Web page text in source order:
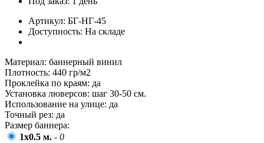
4 ноября, День народного единства
7 ноября, День проведения военного
парада на Красной площади
революции
10 ноября, День сотрудника органов
внутренних дел РФ
13 ноября, День Войск РХБЗ
19 ноября, День Ракетных Войск и
Артиллерии
Артикул: БГ-НГ-45
Доступность: На складе
Материал: баннерный винил
Плотность: 440 гр/м2
Проклейка по краям: да
Установка люверсов: шаг 30-50 см.
Использование на улице: да
Точный рез: да
Размер баннера:
1x0.5 м. - 0